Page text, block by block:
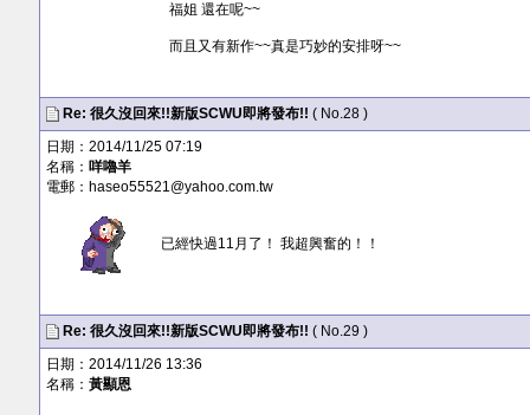
福姐 還在呢~~
而且又有新作~~真是巧妙的安排呀~~
Re: 很久沒回來!!新版SCWU即將發布!! ( No.28 )
日期：2014/11/25 07:19
名稱： 咩嚕羊
電郵： haseo55521@yahoo.com.tw
已經快過11月了！ 我超興奮的！！
Re: 很久沒回來!!新版SCWU即將發布!! ( No.29 )
日期：2014/11/26 13:36
名稱： 黃顯恩